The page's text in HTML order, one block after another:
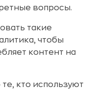
вопросы.
такие
чтобы
контент на
кто используют